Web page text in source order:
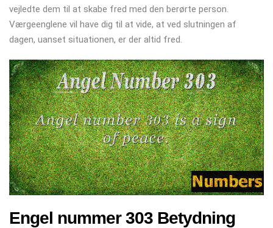
vejledte dem til at skabe fred med den berørte person.
Værgeenglene vil have dig til at vide, at ved slutningen af ​​
dagen, uanset situationen, er der altid fred.
Engel nummer 303 Betydning